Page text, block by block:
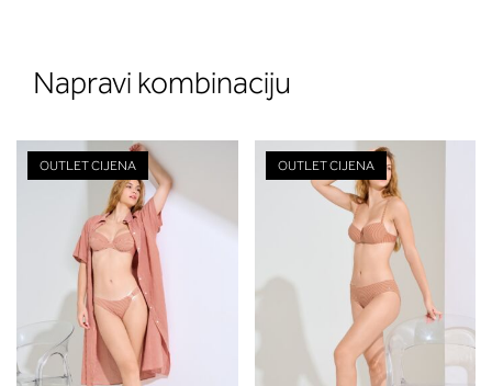
Napravi kombinaciju
OUTLET CIJENA OUTLET CIJENA